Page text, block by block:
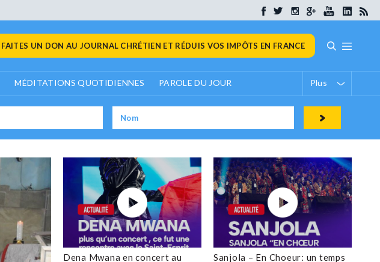
FAITES UN DON AU JOURNAL CHRÉTIEN ET RÉDUIS VOS IMPÔTS EN FRANCE
MÉDITATIONS QUOTIDIENNES PAROLE DU JOUR Plus
Dena Mwana en concert au
Sanjola – En Choeur: un temps